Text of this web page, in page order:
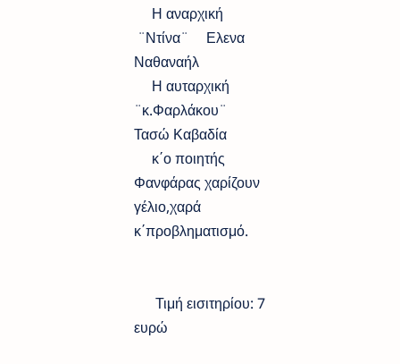
Η αναρχική
¨Ντίνα¨ Ελενα
Ναθαναήλ
Η αυταρχική
¨κ.Φαρλάκου¨
Τασώ Καβαδία
κ΄ο ποιητής
Φανφάρας χαρίζουν
γέλιο,χαρά
κ΄προβληματισμό.
Τιμή εισιτηρίου: 7
ευρώ